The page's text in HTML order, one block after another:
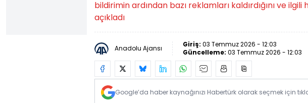
bildirimin ardından bazı reklamları kaldırdığını ve ilgili
açıkladı
Anadolu Ajansı Giriş: 03 Temmuz 2026 - 12:03
Güncelleme: 03 Temmuz 2026 - 12:03
Google’da haber kaynağınızı Habertürk olarak seçmek için